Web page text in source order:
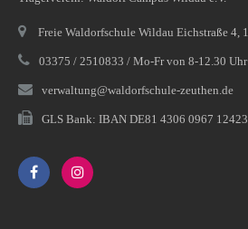
Freie Waldorfschule Wildau Eichstraße 4,
03375 / 2510833 / Mo-Fr von 8-12.30 Uhr
verwaltung@waldorfschule-zeuthen.de
GLS Bank: IBAN DE81 4306 0967